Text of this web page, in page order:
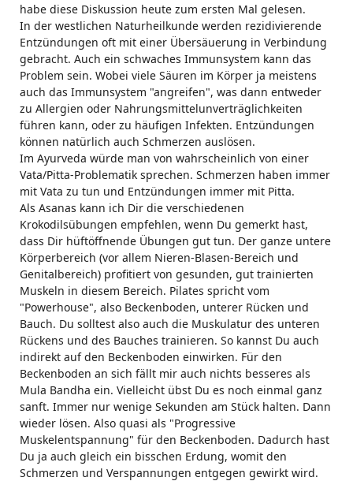
habe diese Diskussion heute zum ersten Mal gelesen.
In der westlichen Naturheilkunde werden rezidivierende
Entzündungen oft mit einer Übersäuerung in Verbindung
gebracht. Auch ein schwaches Immunsystem kann das
Problem sein. Wobei viele Säuren im Körper ja meistens
auch das Immunsystem "angreifen", was dann entweder
zu Allergien oder Nahrungsmittelunverträglichkeiten
führen kann, oder zu häufigen Infekten. Entzündungen
können natürlich auch Schmerzen auslösen.
Im Ayurveda würde man von wahrscheinlich von einer
Vata/Pitta-Problematik sprechen. Schmerzen haben immer
mit Vata zu tun und Entzündungen immer mit Pitta.
Als Asanas kann ich Dir die verschiedenen
Krokodilsübungen empfehlen, wenn Du gemerkt hast,
dass Dir hüftöffnende Übungen gut tun. Der ganze untere
Körperbereich (vor allem Nieren-Blasen-Bereich und
Genitalbereich) profitiert von gesunden, gut trainierten
Muskeln in diesem Bereich. Pilates spricht vom
"Powerhouse", also Beckenboden, unterer Rücken und
Bauch. Du solltest also auch die Muskulatur des unteren
Rückens und des Bauches trainieren. So kannst Du auch
indirekt auf den Beckenboden einwirken. Für den
Beckenboden an sich fällt mir auch nichts besseres als
Mula Bandha ein. Vielleicht übst Du es noch einmal ganz
sanft. Immer nur wenige Sekunden am Stück halten. Dann
wieder lösen. Also quasi als "Progressive
Muskelentspannung" für den Beckenboden. Dadurch hast
Du ja auch gleich ein bisschen Erdung, womit den
Schmerzen und Verspannungen entgegen gewirkt wird.